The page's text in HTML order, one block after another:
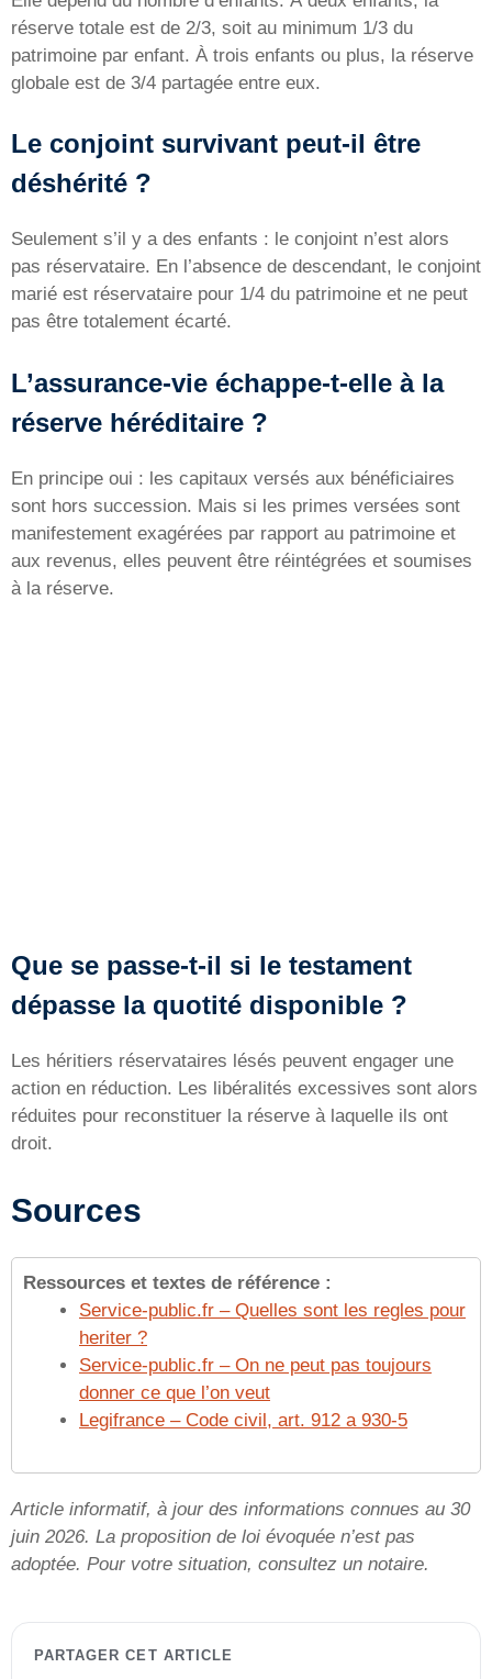
réserve totale est de 2/3, soit au minimum 1/3 du
patrimoine par enfant. À trois enfants ou plus, la réserve
globale est de 3/4 partagée entre eux.
Le conjoint survivant peut-il être
déshérité ?
Seulement s’il y a des enfants : le conjoint n’est alors
pas réservataire. En l’absence de descendant, le conjoint
marié est réservataire pour 1/4 du patrimoine et ne peut
pas être totalement écarté.
L’assurance-vie échappe-t-elle à la
réserve héréditaire ?
En principe oui : les capitaux versés aux bénéficiaires
sont hors succession. Mais si les primes versées sont
manifestement exagérées par rapport au patrimoine et
aux revenus, elles peuvent être réintégrées et soumises
à la réserve.
Que se passe-t-il si le testament
dépasse la quotité disponible ?
Les héritiers réservataires lésés peuvent engager une
action en réduction. Les libéralités excessives sont alors
réduites pour reconstituer la réserve à laquelle ils ont
droit.
Sources
Ressources et textes de référence :
Service-public.fr – Quelles sont les regles pour
heriter ?
Service-public.fr – On ne peut pas toujours
donner ce que l’on veut
Legifrance – Code civil, art. 912 a 930-5
Article informatif, à jour des informations connues au 30
juin 2026. La proposition de loi évoquée n’est pas
adoptée. Pour votre situation, consultez un notaire.
PARTAGER CET ARTICLE